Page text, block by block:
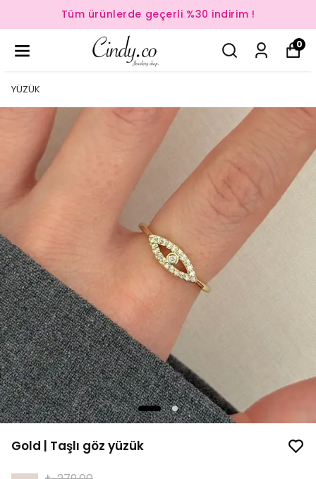
Tüm ürünlerde geçerli %30 indirim !
0
YÜZÜK
Gold | Taşlı göz yüzük